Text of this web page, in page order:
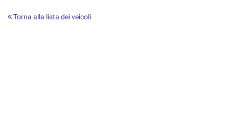
Torna alla lista dei veicoli